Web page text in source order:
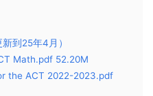
到25年4月）
Math.pdf 52.20M
the ACT 2022-2023.pdf